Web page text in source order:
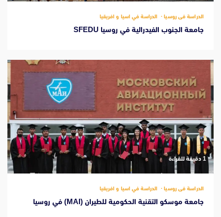
الدراسة فى روسيا الدراسة في اسيا و افريقيا
جامعة الجنوب الفيدرالية في روسيا SFEDU
‫1 دقيقة للقراءة
الدراسة فى روسيا الدراسة في اسيا و افريقيا
جامعة موسكو التقنية الحكومية للطيران (MAI) في روسيا